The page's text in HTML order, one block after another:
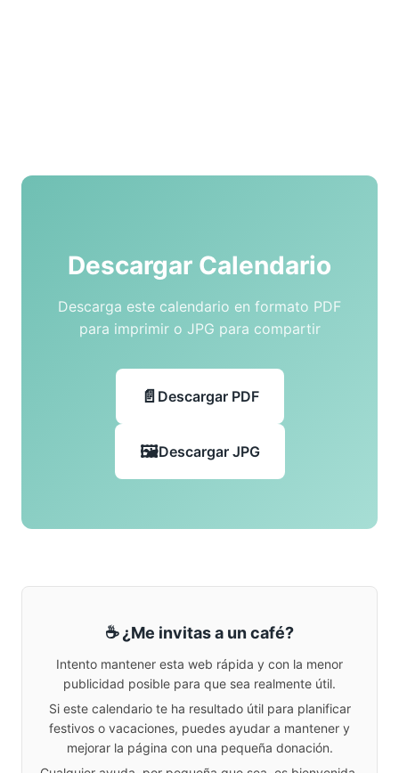
Descargar Calendario
Descarga este calendario en formato PDF
para imprimir o JPG para compartir
Descargar PDF
Descargar JPG
☕ ¿Me invitas a un café?
Intento mantener esta web rápida y con la menor
publicidad posible para que sea realmente útil.
Si este calendario te ha resultado útil para planificar
festivos o vacaciones, puedes ayudar a mantener y
mejorar la página con una pequeña donación.